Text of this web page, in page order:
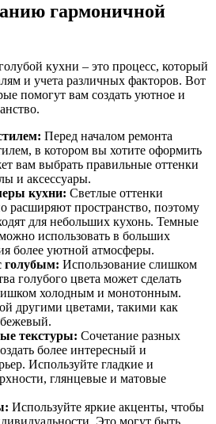
гармоничной
кухни – это процесс, который
и учета различных факторов. Вот
помогут вам создать уютное и
Перед началом ремонта
в котором вы хотите оформить
вам выбрать правильные оттенки
и аксессуары.
кухни: Светлые оттенки
расширяют пространство, поэтому
для небольших кухонь. Темные
использовать в больших
более уютной атмосферы.
голубым: Использование слишком
голубого цвета может сделать
холодным и монотонным.
другими цветами, такими как
текстуры: Сочетание разных
более интересный и
Используйте гладкие и
глянцевые и матовые
Используйте яркие акценты, чтобы
Это могут быть